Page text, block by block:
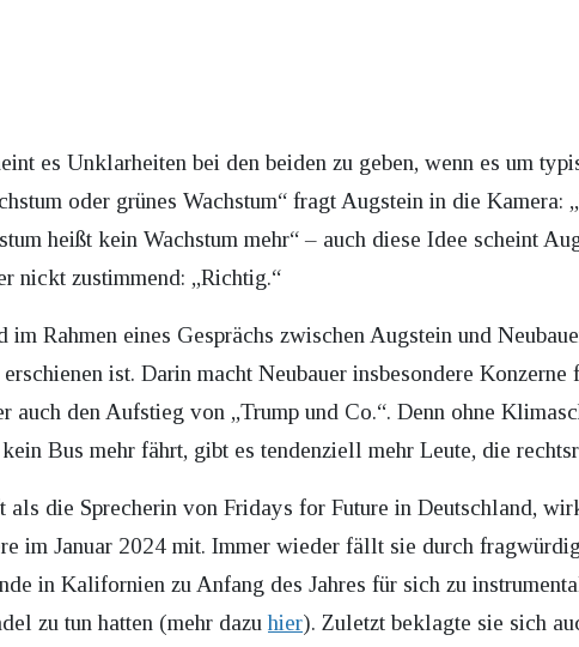
es Unklarheiten bei den beiden zu geben, wenn es um
oder grünes Wachstum“ fragt Augstein in die
heißt kein Wachstum mehr“ – auch diese Idee scheint
nickt zustimmend: „Richtig.“
im Rahmen eines Gesprächs zwischen Augstein und
ist. Darin macht Neubauer insbesondere
auch den Aufstieg von „Trump und Co.“. Denn ohne
Bus mehr fährt, gibt es tendenziell mehr Leute, die
als die Sprecherin von Fridays for Future in Deutschland,
im Januar 2024 mit. Immer wieder fällt sie durch
in Kalifornien zu Anfang des Jahres für sich zu
zu tun hatten (mehr dazuhier). Zuletzt beklagte sie sich